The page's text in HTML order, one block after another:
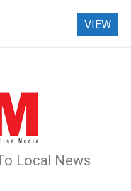
Local News
VIEW